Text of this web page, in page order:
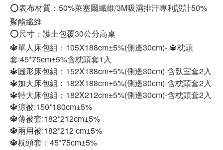
⭕️表布材質：50%萊塞爾纖維/3M吸濕排汗專利設計50%
聚酯纖維
⭕️尺寸：護士包覆30公分高桌
🔱單人床包組：105X188cm±5%(側邊30cm)- 🔱枕頭
套:45*75cm±5%含枕頭套1入
🔱圓形床包組：152X188cm±5%(側邊30cm)-含臥室套2入
🔱加大床包組：182X188cm±5%(側邊30cm)-含枕頭套2入
🔱特大床包組：182X212cm±5%(側邊30cm)-含枕頭套2入
🔱涼被:150*180cm±5%
🔱薄被套:182*212cm±5%
🔱兩用被:182*212 cm±5%
🔱枕頭套：45*75cm±5%